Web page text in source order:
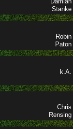


k.A.


